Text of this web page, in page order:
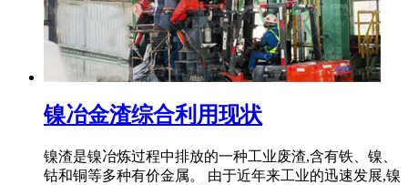
镍冶金渣综合利用现状
镍渣是镍冶炼过程中排放的一种工业废渣,含有铁、镍、
钴和铜等多种有价金属。 由于近年来工业的迅速发展,镍